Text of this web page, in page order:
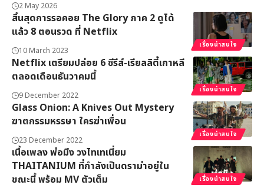
2 May 2026
เรื่องน่าสนใจ
สิ้นสุดการรอคอย The Glory ภาค 2 ดูได้
แล้ว 8 ตอนรวด ที่ Netflix
10 March 2023
เรื่องน่าสนใจ
Netflix เตรียมปล่อย 6 ซีรีส์-เรียลลิตี้เกาหลี
ตลอดเดือนธันวาคมนี้
9 December 2022
เรื่องน่าสนใจ
Glass Onion: A Knives Out Mystery
ฆาตกรรมหรรษา ใครฆ่าเพื่อน
23 December 2022
เรื่องน่าสนใจ
เนื้อเพลง พ่อมึง วงไทเทเนี่ยม
THAITANIUM ที่กำลังเป็นดราม่าอยู่ใน
ขณะนี้ พร้อม MV ตัวเต็ม